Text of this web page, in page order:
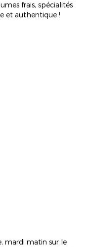
frais, spécialités
et authentique !
mardi matin sur le